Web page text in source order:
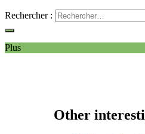
Rechercher :
Plus
Other